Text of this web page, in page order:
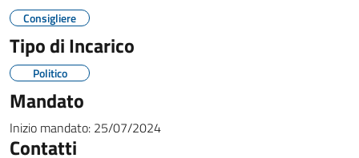
Consigliere
Tipo di Incarico
Politico
Mandato
Inizio mandato: 25/07/2024
Contatti